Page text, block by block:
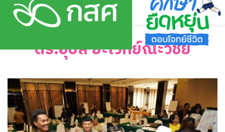
Skip
ดร.อุบล ยะไวทย์ณะวิชัย